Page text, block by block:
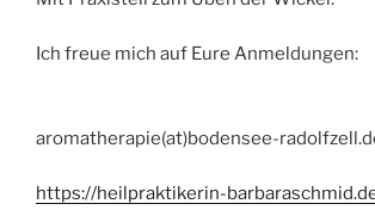
Ich freue mich auf Eure Anmeldungen:
aromatherapie(at)bodensee-
https://heilpraktikerin-